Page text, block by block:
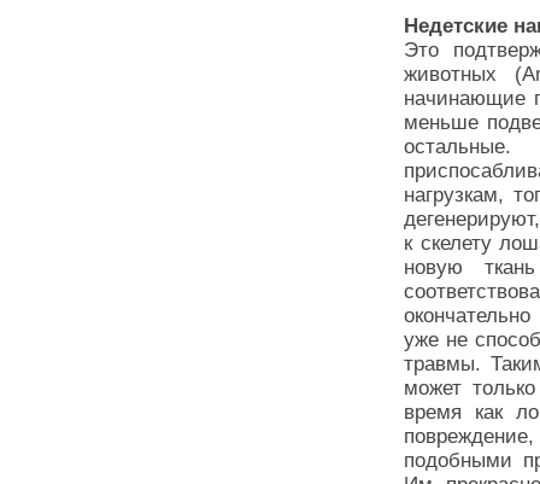
Недетские
Это
животных
начинающие
меньше
нагрузкам,
к скелету
новую
уже не
травмы.
может
время как
подобными